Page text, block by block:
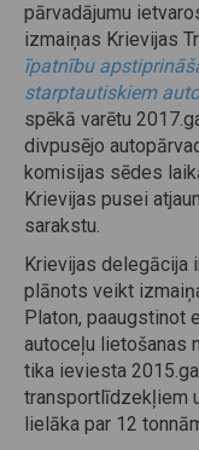
pārvadājumu
izmaiņas Krievijas
īpatnību
starptautiskiem
spēkā varētu
divpusējo
komisijas sēdes
Krievijas pusei
sarakstu.
Krievijas delegācija
plānots veikt
Platon, paaugstinot
autoceļu lietošanas
tika ieviesta
transportlīdzekļiem
lielāka par 12